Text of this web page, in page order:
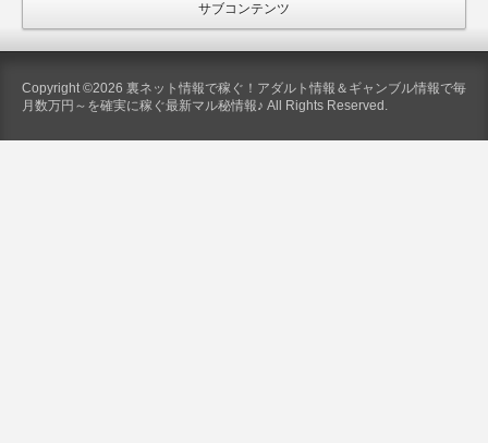
サブコンテンツ
Copyright ©2026 裏ネット情報で稼ぐ！アダルト情報＆ギャンブル情報で毎
月数万円～を確実に稼ぐ最新マル秘情報♪ All Rights Reserved.